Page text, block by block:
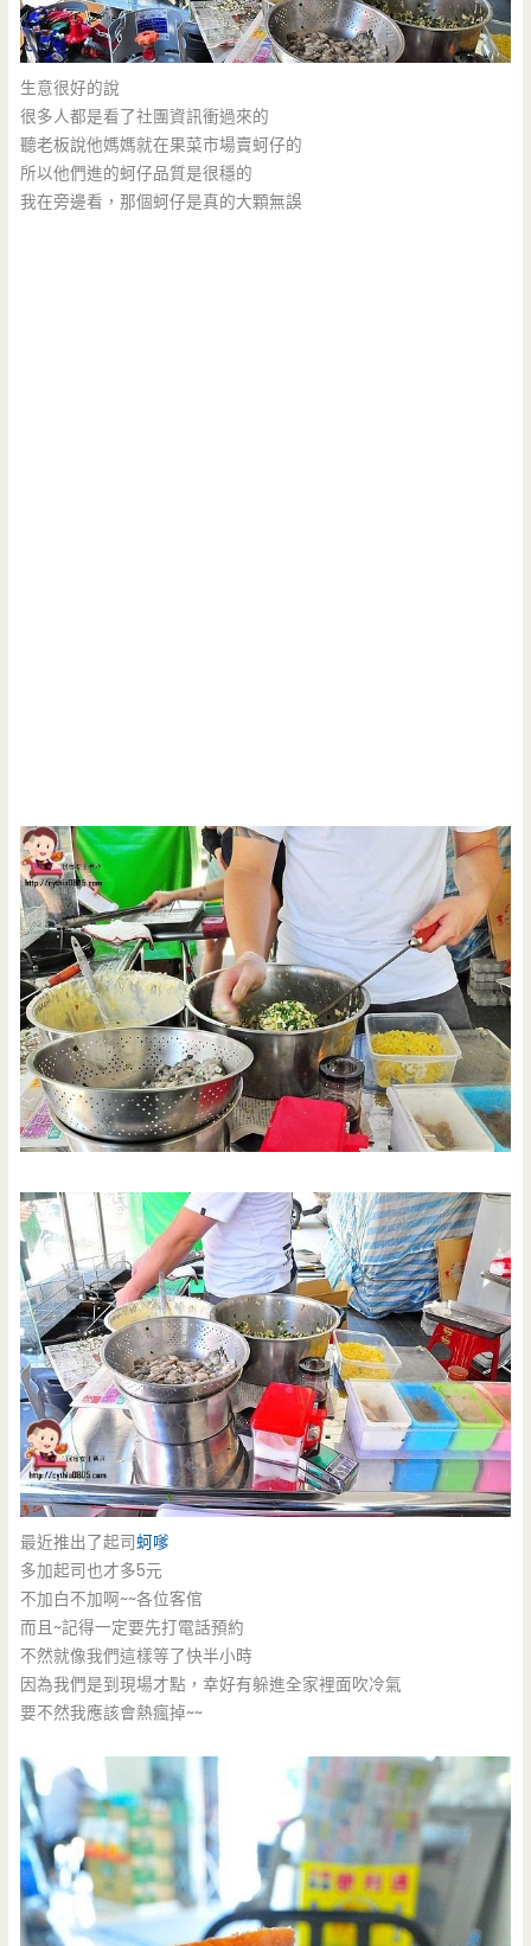
生意很好的說
很多人都是看了社團資訊衝過來的
聽老板說他媽媽就在果菜市場賣蚵仔的
所以他們進的蚵仔品質是很穩的
我在旁邊看，那個蚵仔是真的大顆無誤
最近推出了起司蚵嗲
多加起司也才多5元
不加白不加啊~~各位客倌
而且~記得一定要先打電話預約
不然就像我們這樣等了快半小時
因為我們是到現場才點，幸好有躲進全家裡面吹冷氣
要不然我應該會熱瘋掉~~